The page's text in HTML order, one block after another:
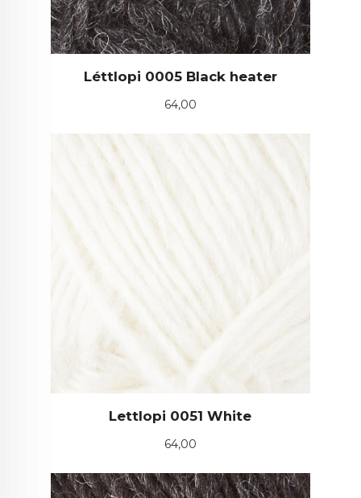
Léttlopi 0005 Black heater
Pris
64,00
Lettlopi 0051 White
Pris
64,00